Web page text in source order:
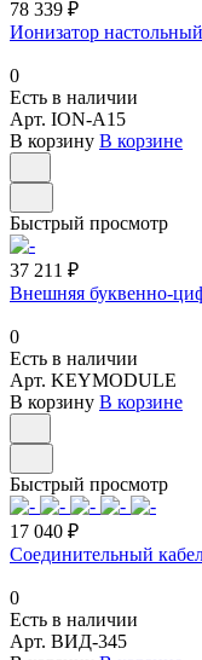
78 339 ₽
Ионизатор
0
Есть в наличии
Арт. ION-A15
В корзину В корзине
Быстрый просмотр
37 211 ₽
Внешняя буквенно-
0
Есть в наличии
Арт. KEYMODULE
В корзину В корзине
Быстрый просмотр
17 040 ₽
Соединительный
0
Есть в наличии
Арт. ВИД-345